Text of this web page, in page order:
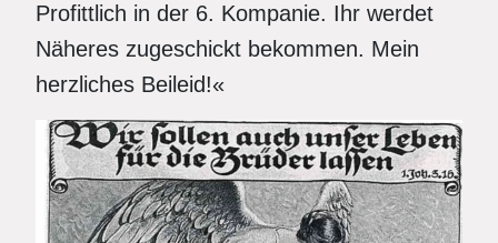
Profittlich in der 6. Kompanie. Ihr werdet
Näheres zugeschickt bekommen. Mein
herzliches Beileid!«